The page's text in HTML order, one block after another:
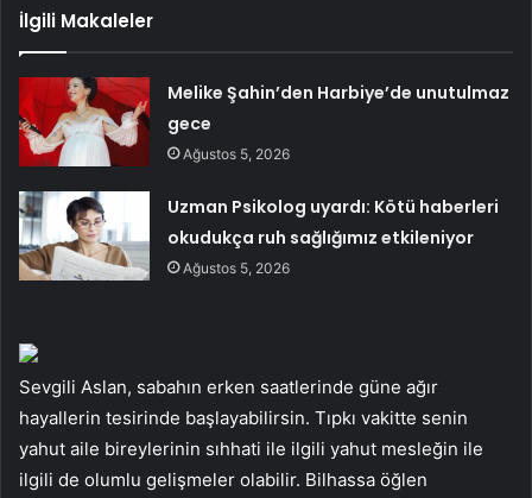
İlgili Makaleler
Melike Şahin’den Harbiye’de unutulmaz
gece
Ağustos 5, 2026
Uzman Psikolog uyardı: Kötü haberleri
okudukça ruh sağlığımız etkileniyor
Ağustos 5, 2026
Sevgili Aslan, sabahın erken saatlerinde güne ağır
hayallerin tesirinde başlayabilirsin. Tıpkı vakitte senin
yahut aile bireylerinin sıhhati ile ilgili yahut mesleğin ile
ilgili de olumlu gelişmeler olabilir. Bilhassa öğlen